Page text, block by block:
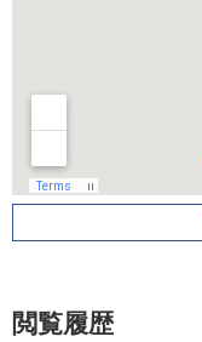
閲覧履歴